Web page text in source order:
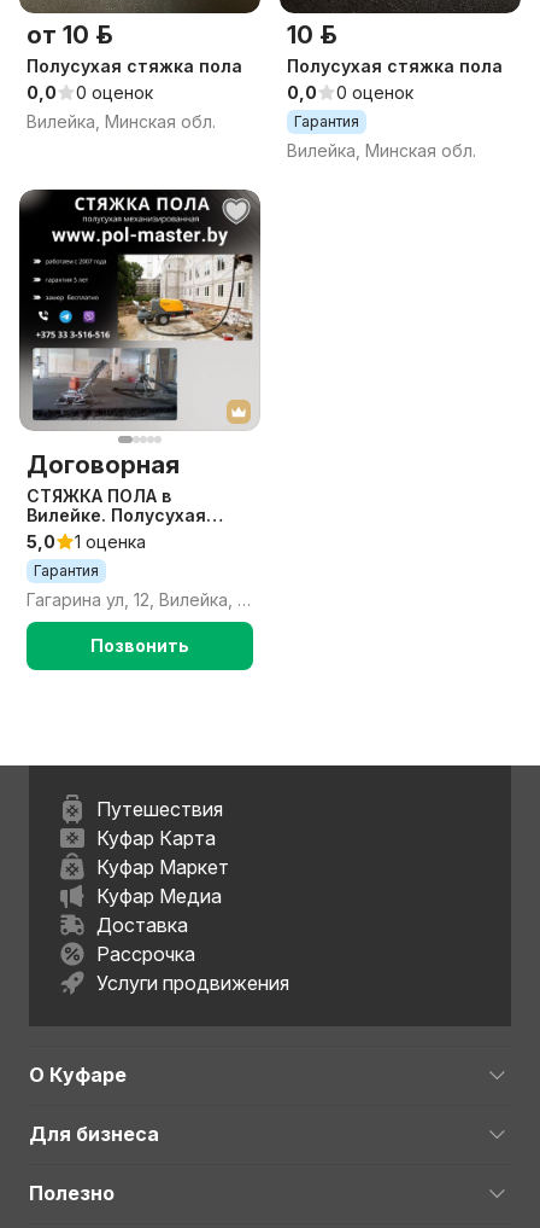
от 10 р.
Полусухая стяжка пола
0,0
0 оценок
Вилейка, Минская обл.
10 р.
Полусухая стяжка пола
0,0
0 оценок
Гарантия
Вилейка, Минская обл.
Договорная
СТЯЖКА ПОЛА в
Вилейке. Полусухая
механизированная.
5,0 1 оценка
Гарантия
Гагарина ул, 12, Вилейка, Вилейский район, Минская область
Позвонить
Путешествия
Куфар Карта
Куфар Маркет
Куфар Медиа
Доставка
Рассрочка
Услуги продвижения
О Куфаре
Для бизнеса
Полезно